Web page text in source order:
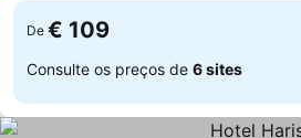
De € 109
Consulte os preços de 6 sites